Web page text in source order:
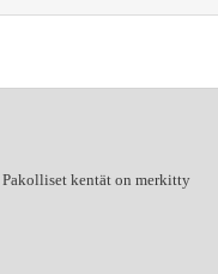
Pakolliset kentät on merkitty